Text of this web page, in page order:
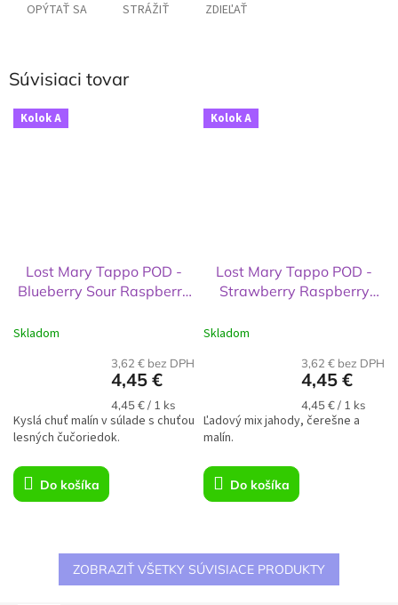
OPÝTAŤ SA STRÁŽIŤ ZDIEĽAŤ
Súvisiaci tovar
Kolok A
Lost Mary Tappo POD -
Blueberry Sour Raspberry
Skladom
3,62 € bez DPH
4,45 €
Jednotková
cena:
4,45 € / 1 ks
Do košíka
Kyslá chuť malín v súlade s chuťou
lesných čučoriedok.
Kolok A
Lost Mary Tappo POD -
Strawberry Raspberry
Skladom
3,62 € bez DPH
4,45 €
Jednotková
cena:
4,45 € / 1 ks
Do košíka
Ľadový mix jahody, čerešne a
malín.
ZOBRAZIŤ VŠETKY SÚVISIACE PRODUKTY